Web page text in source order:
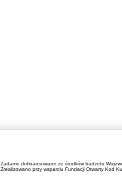
Zadanie dofinansowane ze środków budżetu
Zrealizowano przy wsparciu Fundacji Otwarty Kod